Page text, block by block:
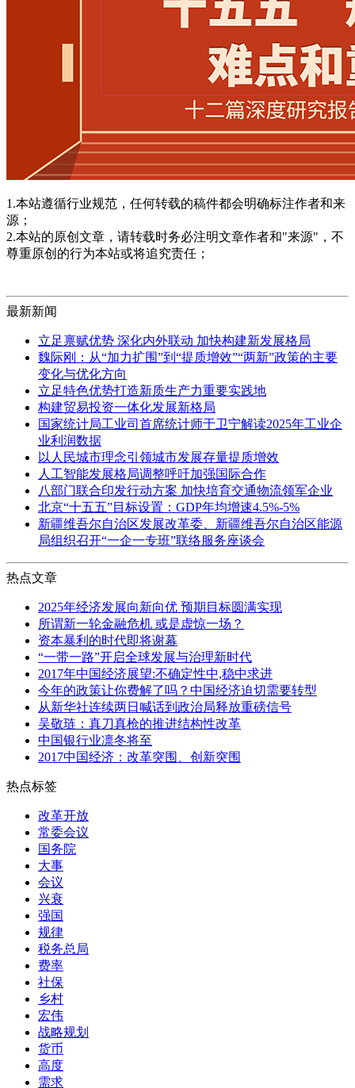
1.本站遵循行业规范，任何转载的稿件都会明确标注作者和来
源；
2.本站的原创文章，请转载时务必注明文章作者和"来源"，不
尊重原创的行为本站或将追究责任；
最新新闻
立足禀赋优势 深化内外联动 加快构建新发展格局
魏际刚：从“加力扩围”到“提质增效”“两新”政策的主要
变化与优化方向
立足特色优势打造新质生产力重要实践地
构建贸易投资一体化发展新格局
国家统计局工业司首席统计师于卫宁解读2025年工业企
业利润数据
以人民城市理念引领城市发展存量提质增效
人工智能发展格局调整呼吁加强国际合作
八部门联合印发行动方案 加快培育交通物流领军企业
北京“十五五”目标设置：GDP年均增速4.5%-5%
新疆维吾尔自治区发展改革委、新疆维吾尔自治区能源
局组织召开“一企一专班”联络服务座谈会
热点文章
2025年经济发展向新向优 预期目标圆满实现
所谓新一轮金融危机 或是虚惊一场？
资本暴利的时代即将谢幕
“一带一路”开启全球发展与治理新时代
2017年中国经济展望:不确定性中,稳中求进
今年的政策让你费解了吗？中国经济迫切需要转型
从新华社连续两日喊话到政治局释放重磅信号
吴敬琏：真刀真枪的推进结构性改革
中国银行业凛冬将至
2017中国经济：改革突围、创新突围
热点标签
改革开放
常委会议
国务院
大事
会议
兴衰
强国
规律
税务总局
费率
社保
乡村
宏伟
战略规划
货币
高度
需求